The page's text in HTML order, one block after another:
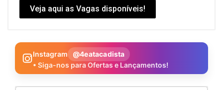
Veja aqui as Vagas disponíveis!
Instagram
@4eatacadista
• Siga-nos para Ofertas e Lançamentos!